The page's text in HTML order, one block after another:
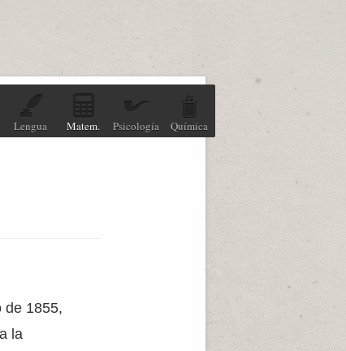
Lengua Matem. Psicología Química
de 1855,
la